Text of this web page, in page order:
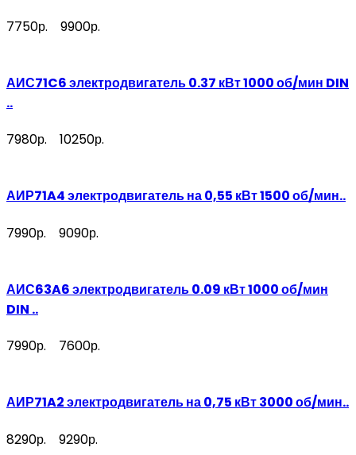
7750р. 9900р.
АИС71C6 электродвигатель 0.37 кВт 1000 об/мин DIN
..
7980р. 10250р.
АИР71A4 электродвигатель на 0,55 кВт 1500 об/мин..
7990р. 9090р.
АИС63A6 электродвигатель 0.09 кВт 1000 об/мин
DIN ..
7990р. 7600р.
АИР71A2 электродвигатель на 0,75 кВт 3000 об/мин..
8290р. 9290р.